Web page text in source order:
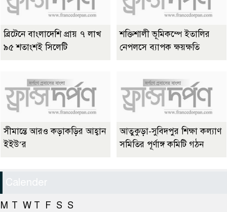
ব্রিটেনে বাংলাদেশি প্রায় ৭ লাখ
৯৫ শতাংশই সিলেটি
শক্তিশালী ভূমিকম্পে ইতালির
নেপলসে ব্যাপক ক্ষয়ক্ষতি
সীমান্তে আরও কড়াকড়ির আহ্বান
ইইউ’র
আতুকুড়া-সুবিদপুর শিক্ষা কল্যাণ
সমিতির পূর্ণাঙ্গ কমিটি গঠন
Calender
M T W T F S S